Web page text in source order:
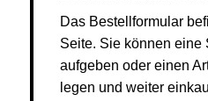
Das Bestellformular
Seite. Sie können eine
aufgeben oder einen
legen und weiter